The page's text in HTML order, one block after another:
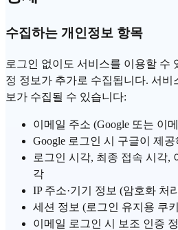
수집하는 개인정보 항목
로그인 없이도 서비스를 이용할 수
정 정보가 추가로 수집됩니다. 서비
보가 수집될 수 있습니다:
이메일 주소 (Google 또는 이
Google 로그인 시 구글이 제
로그인 시각, 최종 접속 시각,
각
IP 주소·기기 정보 (암호화 처
세션 정보 (로그인 유지용 쿠
이메일 로그인 시 보조 인증